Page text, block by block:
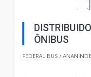
ÔNIBUS
FEDERAL BUS /